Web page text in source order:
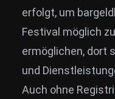
erfolgt, um
Festival möglich
ermöglichen, dort
und
Auch ohne